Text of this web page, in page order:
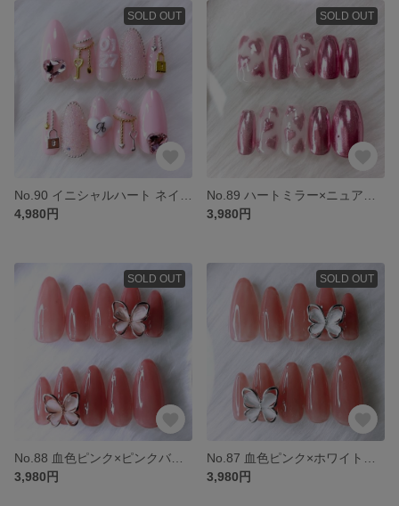
SOLD OUT
4,980円
SOLD OUT
3,980円
SOLD OUT
3,980円
SOLD OUT
3,980円